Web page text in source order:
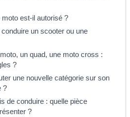
moto est-il autorisé ?
un scooter ou une
un quad, une moto cross :
?
une nouvelle catégorie sur son
?
de conduire : quelle pièce
?